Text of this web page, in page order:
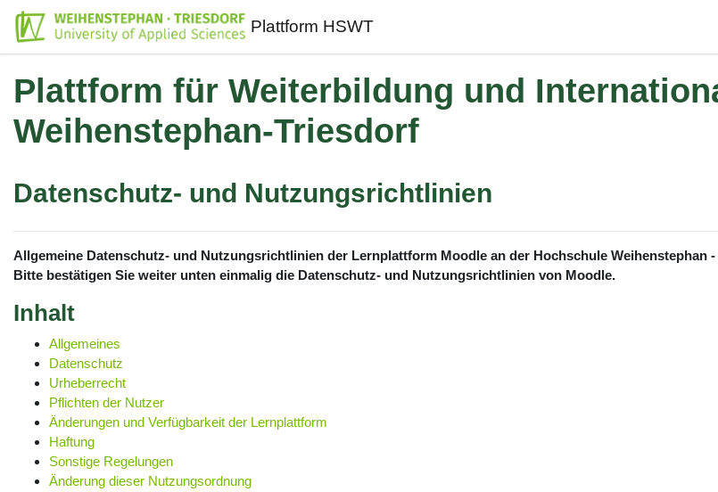
Zum Hauptinhalt
Plattform HSWT
Plattform für Weiterbildung und
Weihenstephan-Triesdorf
Datenschutz- und Nutzungsrichtlinien
Allgemeine Datenschutz- und Nutzungsrichtlinien der Lernplattform Moodle an der Hochschule Weihenstephan
Bitte bestätigen Sie weiter unten einmalig die Datenschutz- und Nutzungsrichtlinien von Moodle.
Inhalt
Allgemeines
Datenschutz
Urheberrecht
Pflichten der Nutzer
Änderungen und Verfügbarkeit der Lernplattform
Haftung
Sonstige Regelungen
Änderung dieser Nutzungsordnung